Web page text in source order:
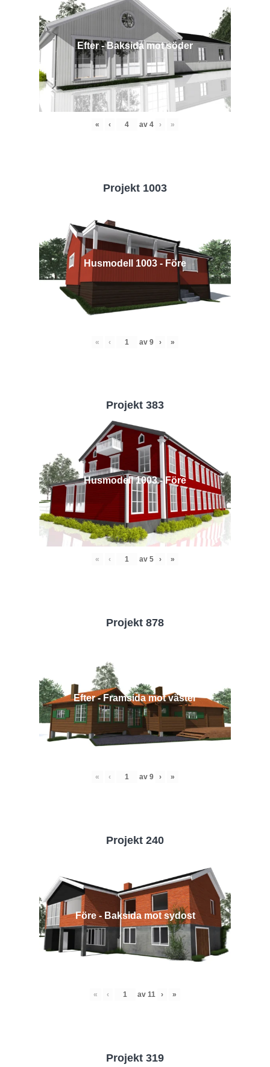
Efter - Baksida mot söder
« ‹ av 4 › »
Projekt 1003
Husmodell 1003 - Före
« ‹ av 9 › »
Projekt 383
Husmodell 1003 - Före
« ‹ av 5 › »
Projekt 878
Efter - Framsida mot väster
« ‹ av 9 › »
Projekt 240
Före - Baksida mot sydost
« ‹ av 11 › »
Projekt 319